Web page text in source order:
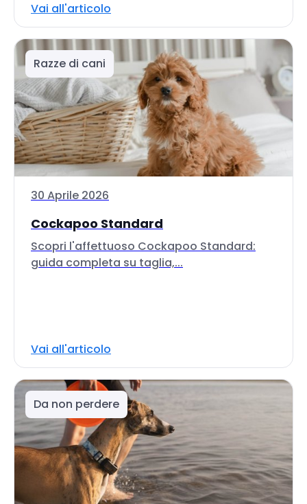
Vai all'articolo
Razze di cani
30 Aprile 2026
Cockapoo Standard
Scopri l'affettuoso Cockapoo Standard:
guida completa su taglia,...
Vai all'articolo
Da non perdere